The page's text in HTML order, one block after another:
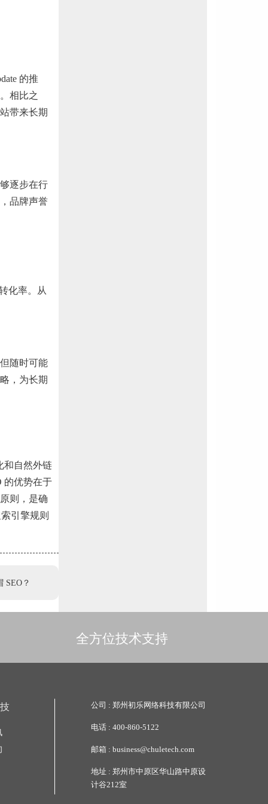
的推
相比之
带来长期
逐步在行
品牌声誉
化率。从
随时可能
，为长期
和自然外链
的优势在于
则，是确
引擎规则
SEO？
全方位技术支持
公司 : 郑州初乐网络科技有限公司
电话 : 400-860-5122
邮箱 : business@chuletech.com
地址 : 郑州市中原区华山路中原设
计谷212室